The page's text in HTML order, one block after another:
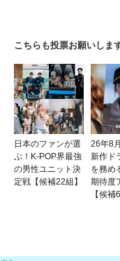
こちらも投票お願いしま
日本のファンが選
ぶ！K-POP界最強
の男性ユニット決
定戦【候補22組】
26年8
新作ド
を務め
期待度
【候補